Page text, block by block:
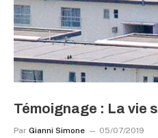
Témoignage : La vie
Par Gianni Simone 05/07/2019